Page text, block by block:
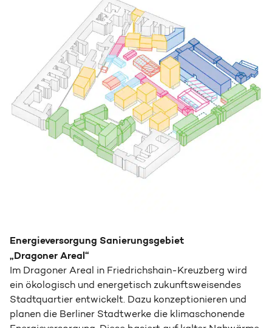
Energieversorgung Sanierungsgebiet
„Dragoner Areal“
Im Dragoner Areal in Friedrichshain-Kreuzberg wird
ein ökologisch und energetisch zukunfts­weisendes
Stadt­quartier entwickelt. Dazu konzeptionieren und
planen die Berliner Stadtwerke die klima­schonende